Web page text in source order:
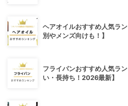
ヘアオイルおすすめ人気ラ
別やメンズ向けも！】
フライパンおすすめ人気ラ
い・長持ち！2026最新】